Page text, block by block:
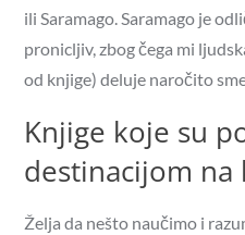
ili Saramago. Saramago je
pronicljiv, zbog čega mi
od knjige) deluje naročito
Knjige koje su
destinacijom na
Želja da nešto naučimo i